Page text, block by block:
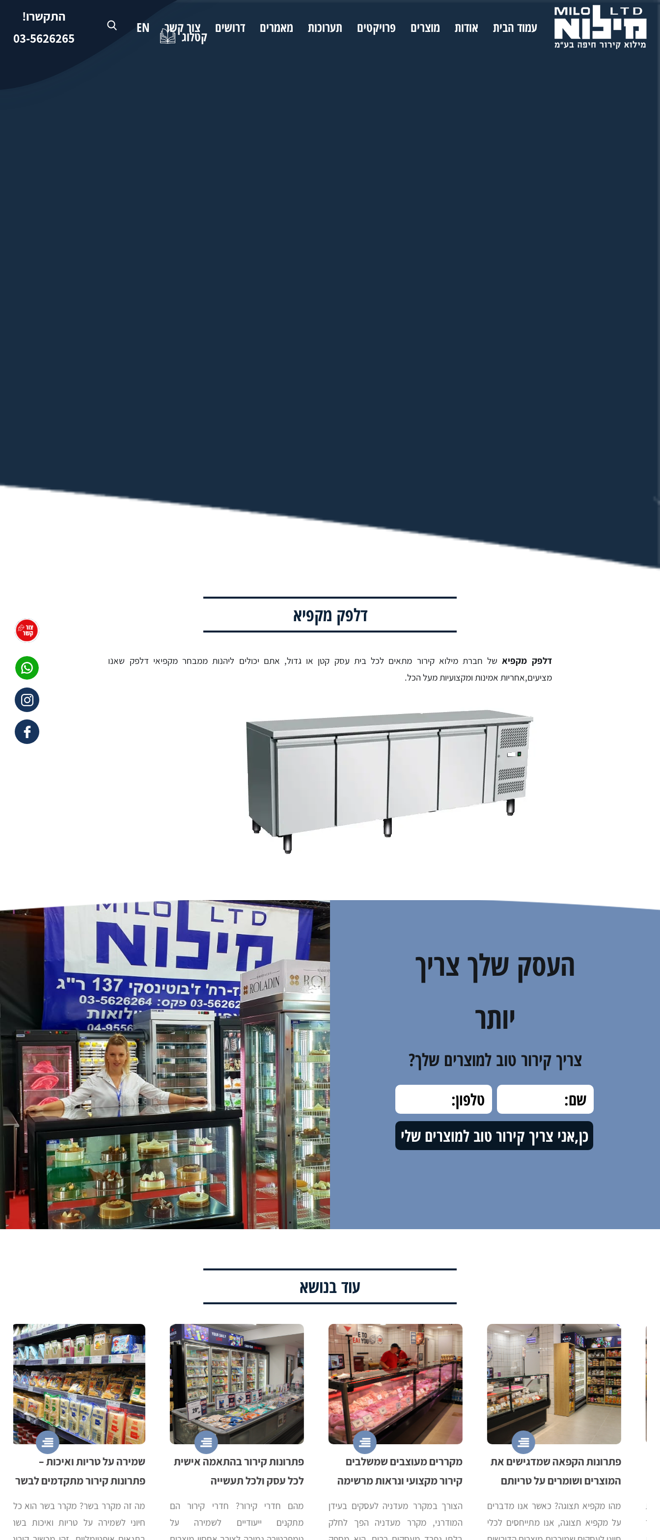
עמוד הבית אודות מוצרים פרויקטים תערוכות מאמרים דרושים צור קשר EN
התקשרו!
03-5626265
דלפק מקפיא
דלפק מקפיאשל חברת מילוא קירור מתאים לכל בית עסק קטן או גדול, אתם יכולים ליהנות ממבחר מקפיאי דלפק שאנו
מציעים,אחריות אמינות ומקצועיות מעל הכל.
העסק שלך צריך
יותר
צריך קירור טוב למוצרים שלך?
עוד בנושא
פתרונות הקפאה שמדגישים את
המוצרים ושומרים על טריותם
מהו מקפיא תצוגה? כאשר אנו מדברים
על מקפיא תצוגה, אנו מתייחסים לכלי
מקררים מעוצבים שמשלבים
קירור מקצועי ונראות מרשימה
הצורך במקרר מעדניה לעסקים בעידן
המודרני, מקרר מעדניה הפך לחלק
פתרונות קירור בהתאמה אישית
לכל עסק ולכל תעשייה
מהם חדרי קירור? חדרי קירור הם
מתקנים ייעודיים לשמירה על
שמירה על טריות ואיכות –
פתרונות קירור מתקדמים לבשר
מה זה מקרר בשר? מקרר בשר הוא כלי
חיוני לשמירה על טריות ואיכות בשר
קטלוג